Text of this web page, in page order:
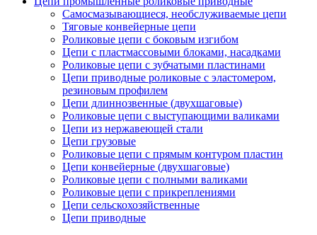
Самосмазывающиеся, необслуживаемые цепи
Тяговые конвейерные цепи
Роликовые цепи с боковым изгибом
Цепи с пластмассовыми блоками, насадками
Роликовые цепи с зубчатыми пластинами
Цепи приводные роликовые с эластомером,
резиновым профилем
Цепи длиннозвенные (двухшаговые)
Роликовые цепи с выступающими валиками
Цепи из нержавеющей стали
Цепи грузовые
Роликовые цепи с прямым контуром пластин
Цепи конвейерные (двухшаговые)
Роликовые цепи с полными валиками
Роликовые цепи с прикреплениями
Цепи сельскохозяйственные
Цепи приводные